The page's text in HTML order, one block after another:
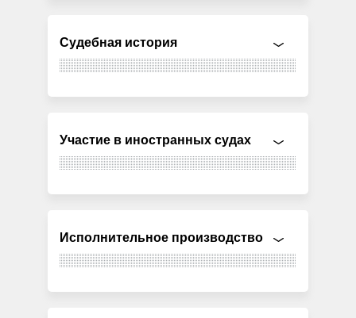
Судебная история
Участие в иностранных судах
Исполнительное производство